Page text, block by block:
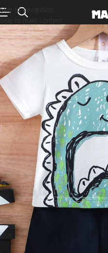
Skip to navigation